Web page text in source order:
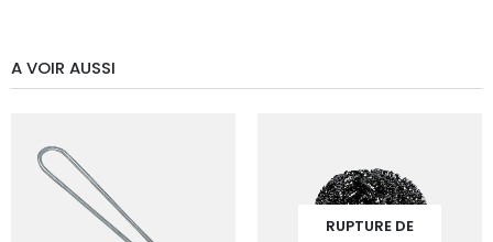
A VOIR AUSSI
RUPTURE DE